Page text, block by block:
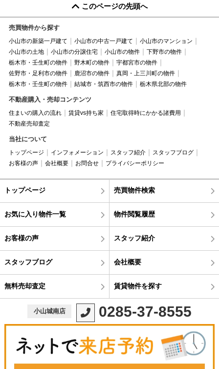
このページの先頭へ
売買物件から探す
小山市の新築一戸建て 小山市の中古一戸建て
小山市のマンション
小山市の土地
小山市の分譲住宅 小山市の物件
下野市の物件
栃木市・壬生町の物件
野木町の物件
宇都宮市の物件
佐野市・足利市の物件
鹿沼市の物件
真岡・上三川町の物件
栃木市・壬生町の物件
結城市・筑西市の物件 栃木県北部の物件
不動産購入・売却コンテンツ
住まいの購入の流れ 賃貸vs持ち家
住宅取得時にかかる諸費用
不動産売却査定
当社について
トップページ インフォメーション スタッフ紹介
スタッフブログ
お客様の声
会社概要 お問合せ プライバシーポリシー
トップページ 売買物件検索
お気に入り物件一覧 物件閲覧履歴
お客様の声 スタッフ紹介
スタッフブログ 会社概要
無料売却査定 賃貸物件を探す
小山城南店 0285-37-8555